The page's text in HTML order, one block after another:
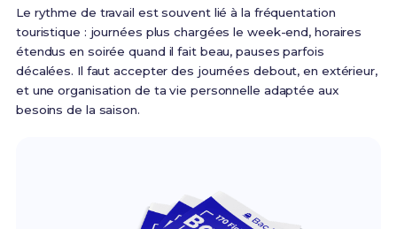
Le rythme de travail est souvent lié à la fréquentation
touristique : journées plus chargées le week-end, horaires
étendus en soirée quand il fait beau, pauses parfois
décalées. Il faut accepter des journées debout, en extérieur,
et une organisation de ta vie personnelle adaptée aux
besoins de la saison.